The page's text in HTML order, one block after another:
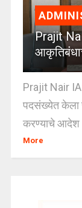
Prajit
Prajit Nair
पदसंख्येत केला
करण्याचे आदेश |
More